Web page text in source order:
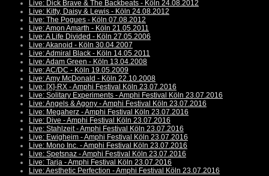
Live: Dick Brave & The Backbeats - Köln 24.08.2012
Live: Kitty, Daisy & Lewis - Köln 24.08.2012
Live: The Pogues - Köln 07.08.2012
Live: Amon Amarth - Köln 21.05.2011
Live: A Life Divided - Köln 27.05.2006
Live: Akanoid - Köln 30.04.2007
Live: Admiral Black - Köln 14.05.2011
Live: Adam Green - Köln 13.04.2008
Live: AC/DC - Köln 19.05.2009
Live: Amy McDonald - Köln 22.10.2008
Live: [X]-RX - Amphi Festival Köln 23.07.2016
Live: Solitary Experiments - Amphi Festival Köln 23.07.2016
Live: Angels & Agony - Amphi Festival Köln 23.07.2016
Live: Megaherz - Amphi Festival Köln 23.07.2016
Live: Dive - Amphi Festival Köln 23.07.2016
Live: Stahlzeit - Amphi Festival Köln 23.07.2016
Live: Ewigheim - Amphi Festival Köln 23.07.2016
Live: Mono Inc. - Amphi Festival Köln 23.07.2016
Live: Spetsnaz - Amphi Festival Köln 23.07.2016
Live: Tarja - Amphi Festival Köln 23.07.2016
Live: Aesthetic Perfection - Amphi Festival Köln 23.07.2016